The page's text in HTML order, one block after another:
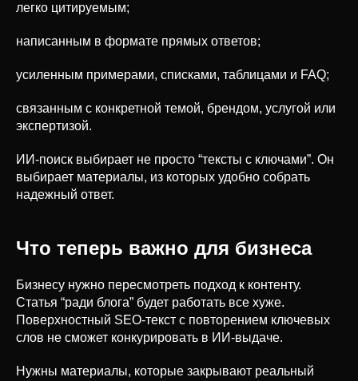
легко цитируемым;
написанным в формате прямых ответов;
усиленным примерами, списками, таблицами и FAQ;
связанным с конкретной темой, брендом, услугой или
экспертизой.
ИИ-поиск выбирает не просто “тексты с ключами”. Он
выбирает материалы, из которых удобно собрать
надежный ответ.
Что теперь важно для бизнеса
Бизнесу нужно пересмотреть подход к контенту.
Статья “ради блога” будет работать все хуже.
Поверхностный SEO-текст с повторением ключевых
слов не сможет конкурировать в ИИ-выдаче.
Нужны материалы, которые закрывают реальный